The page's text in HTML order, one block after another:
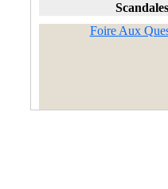
Foire Aux